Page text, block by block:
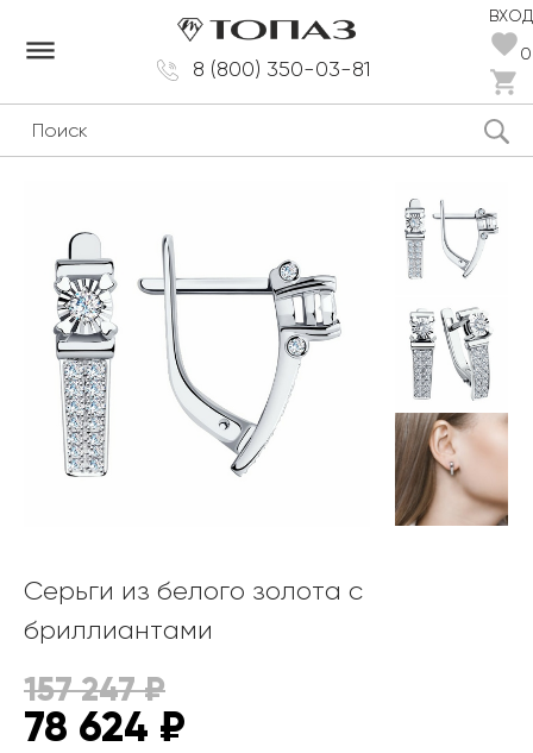
8 (800) 350-03-81
ВХОД
0
dehaze
Серьги из белого золота с
бриллиантами
157 247₽
78 624 ₽